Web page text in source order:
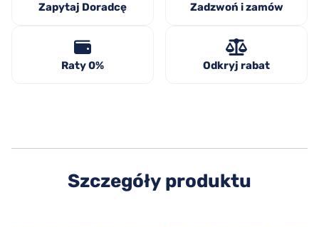
Zapytaj Doradcę Zadzwoń i zamów
Raty 0% Odkryj rabat
Szczegóły produktu